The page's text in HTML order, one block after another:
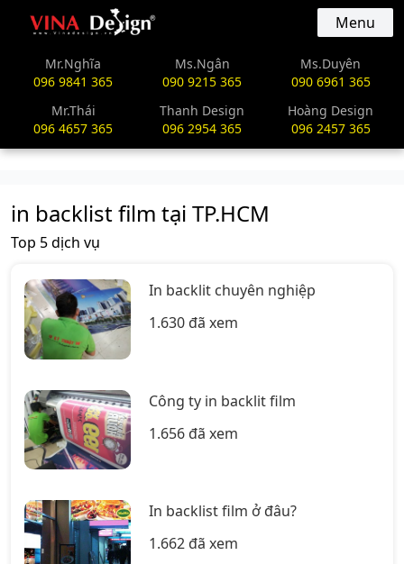
vinadesign.vn Menu
Mr.Nghĩa
096 9841 365
Ms.Ngân
090 9215 365
Ms.Duyên
090 6961 365
Mr.Thái
096 4657 365
Thanh Design
096 2954 365
Hoàng Design
096 2457 365
in backlist film tại TP.HCM
Top 5 dịch vụ
In backlit chuyên nghiệp
1.630 đã xem
Công ty in backlit film
1.656 đã xem
In backlist film ở đâu?
1.662 đã xem